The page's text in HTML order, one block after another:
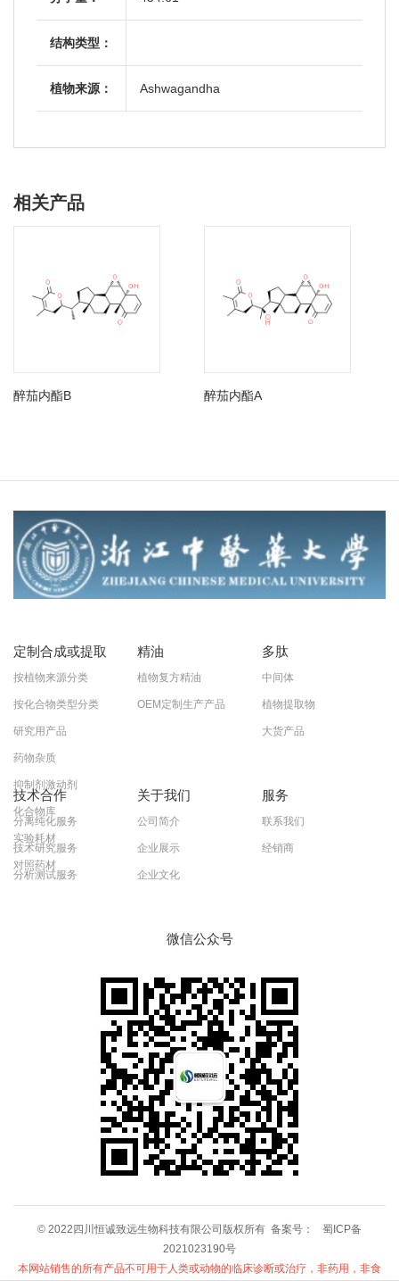
结构类型：
植物来源： Ashwagandha
相关产品
醉茄内酯B 醉茄内酯A
定制合成或提取
按植物来源分类
按化合物类型分类
研究用产品
药物杂质
抑制剂激动剂
化合物库
实验耗材
对照药材
精油
植物复方精油
OEM定制生产产品
多肽
中间体
植物提取物
大货产品
技术合作
分离纯化服务
技术研究服务
分析测试服务
关于我们
公司简介
企业展示
企业文化
服务
联系我们
经销商
微信公众号
© 2022四川恒诚致远生物科技有限公司版权所有 备案号：
蜀ICP备
2021023190号
本网站销售的所有产品不可用于人类或动物的临床诊断或治疗，非药用，非食